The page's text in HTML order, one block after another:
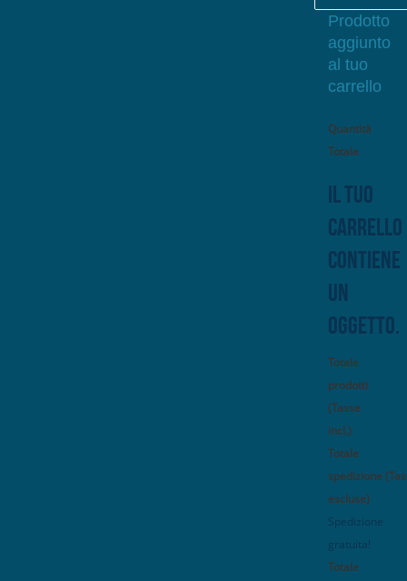
Prodotto
aggiunto
al tuo
carrello
Quantità
Totale
Il tuo
carrello
contiene
un
oggetto.
Totale
prodotti
(Tasse
incl.)
Totale
spedizione
escluse)
Spedizione
gratuita!
Totale